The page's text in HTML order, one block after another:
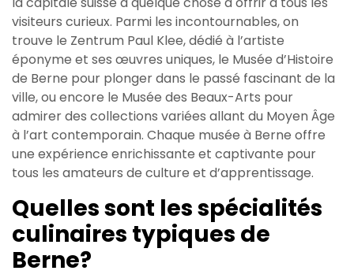
visiteurs curieux. Parmi les incontournables, on
trouve le Zentrum Paul Klee, dédié à l’artiste
éponyme et ses œuvres uniques, le Musée d’Histoire
de Berne pour plonger dans le passé fascinant de la
ville, ou encore le Musée des Beaux-Arts pour
admirer des collections variées allant du Moyen Âge
à l’art contemporain. Chaque musée à Berne offre
une expérience enrichissante et captivante pour
tous les amateurs de culture et d’apprentissage.
Quelles sont les spécialités
culinaires typiques de
Berne?